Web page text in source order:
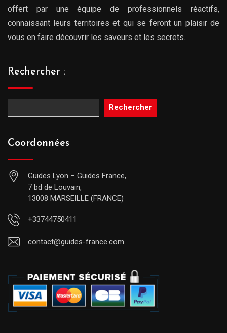
offert par une équipe de professionnels réactifs,
connaissant leurs territoires et qui se feront un plaisir de
vous en faire découvrir les saveurs et les secrets.
Rechercher :
Rechercher
Coordonnées
Guides Lyon – Guides France,
7 bd de Louvain,
13008 MARSEILLE (FRANCE)
+33744750411
contact@guides-france.com